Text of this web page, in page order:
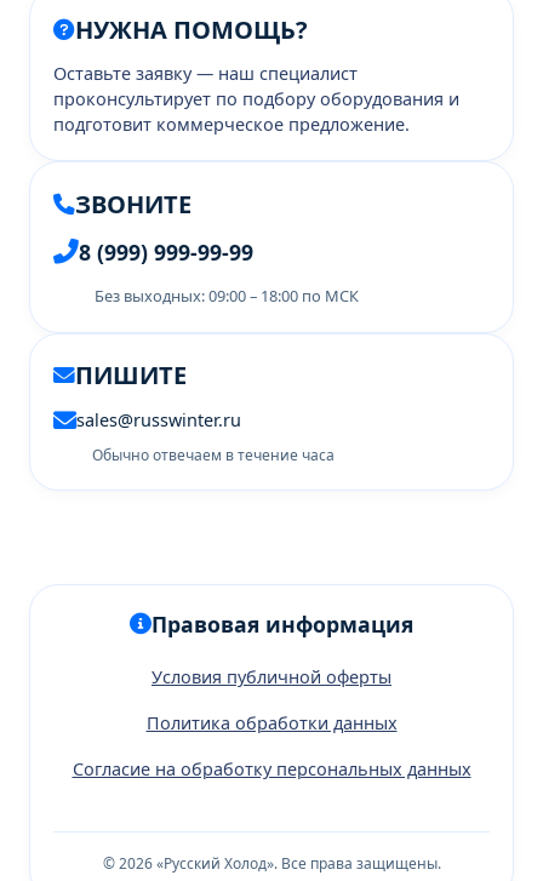
НУЖНА ПОМОЩЬ?
Оставьте заявку — наш специалист
проконсультирует по подбору оборудования и
подготовит коммерческое предложение.
ЗВОНИТЕ
8 (999) 999-99-99
Без выходных: 09:00 – 18:00 по МСК
ПИШИТЕ
sales@russwinter.ru
Обычно отвечаем в течение часа
Правовая информация
Условия публичной оферты
Политика обработки данных
Согласие на обработку персональных данных
© 2026 «Русский Холод». Все права защищены.